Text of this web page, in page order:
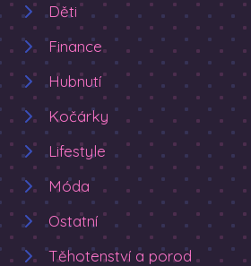
Děti
Finance
Hubnutí
Kočárky
Lifestyle
Móda
Ostatní
Těhotenství a porod